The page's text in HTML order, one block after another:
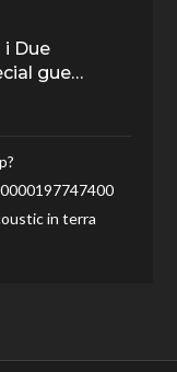
i Due
gue…
in terra